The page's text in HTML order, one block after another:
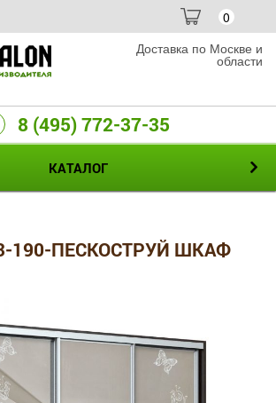
0
Доставка по Москве и
области
8 (495) 772-37-35
КАТАЛОГ
190-ПЕСКОСТРУЙ ШКАФ